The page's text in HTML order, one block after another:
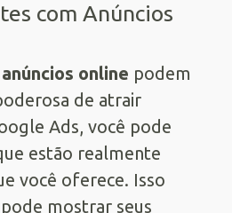
com Anúncios
anúncios online podem
de atrair
Ads, você pode
estão realmente
você oferece. Isso
mostrar seus